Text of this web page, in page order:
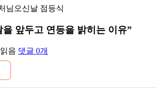
님오신날 점등식
앞두고 연등을 밝히는 이유”
읽음 댓글 0개